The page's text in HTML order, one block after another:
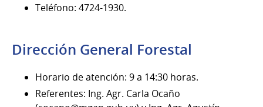
Teléfono: 4724-1930.
Dirección General Forestal
Horario de atención: 9 a 14:30 horas.
Referentes: Ing. Agr. Carla Ocaño